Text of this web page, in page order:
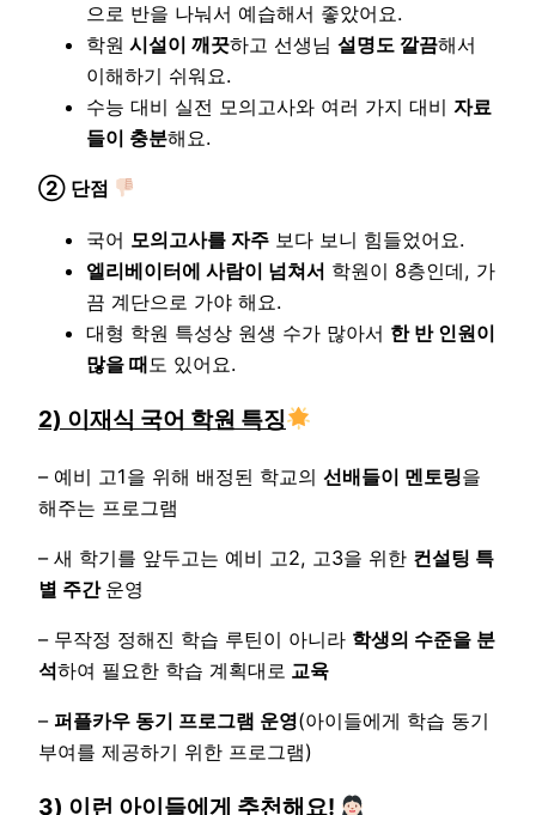
으로 반을 나눠서 예습해서 좋았어요.
학원 시설이 깨끗하고 선생님 설명도 깔끔해서
이해하기 쉬워요.
수능 대비 실전 모의고사와 여러 가지 대비 자료
들이 충분해요.
② 단점
국어 모의고사를 자주 보다 보니 힘들었어요.
엘리베이터에 사람이 넘쳐서 학원이 8층인데, 가
끔 계단으로 가야 해요.
대형 학원 특성상 원생 수가 많아서 한 반 인원이
많을 때도 있어요.
2) 이재식 국어 학원 특징
– 예비 고1을 위해 배정된 학교의 선배들이 멘토링을
해주는 프로그램
– 새 학기를 앞두고는 예비 고2, 고3을 위한 컨설팅 특
별 주간 운영
– 무작정 정해진 학습 루틴이 아니라 학생의 수준을 분
석하여 필요한 학습 계획대로 교육
– 퍼플카우 동기 프로그램 운영(아이들에게 학습 동기
부여를 제공하기 위한 프로그램)
3) 이런 아이들에게 추천해요!